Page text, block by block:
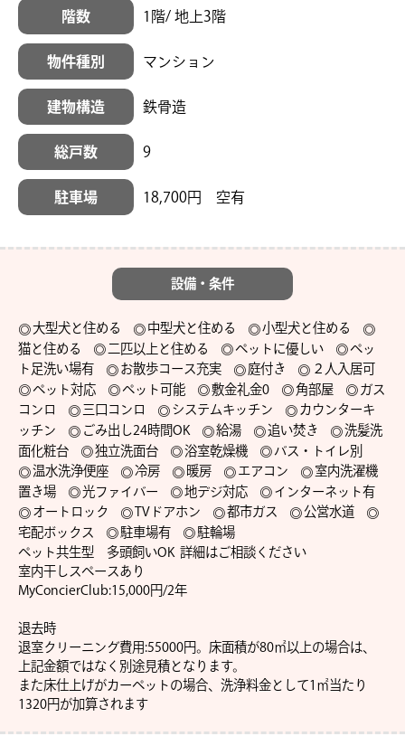
階数 1階/ 地上3階
物件種別 マンション
建物構造 鉄骨造
総戸数 9
駐車場 18,700円 空有
設備・条件
大型犬と住める 中型犬と住める
小型犬と住める
猫と住める
二匹以上と住める ペットに優しい
ペッ
ト足洗い場有
お散歩コース充実 庭付き
２人入居可
ペット対応
ペット可能 敷金礼金0 角部屋
ガス
コンロ
三口コンロ システムキッチン
カウンターキ
ッチン
ごみ出し24時間OK 給湯 追い焚き
洗髪洗
面化粧台
独立洗面台 浴室乾燥機
バス・トイレ別
温水洗浄便座
冷房 暖房 エアコン
室内洗濯機
置き場
光ファイバー 地デジ対応
インターネット有
オートロック
TVドアホン 都市ガス
公営水道
宅配ボックス
駐車場有
駐輪場
ペット共生型　多頭飼いOK  詳細はご相談ください
室内干しスペースあり
MyConcierClub:15,000円/2年
退去時
退室クリーニング費用:55000円。床面積が80㎡以上の場合は、
上記金額ではなく別途見積となります。
また床仕上げがカーペットの場合、洗浄料金として1㎡当たり
1320円が加算されます